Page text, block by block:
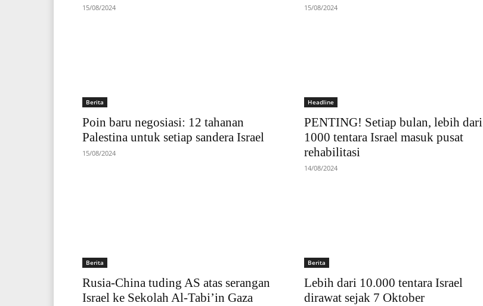
15/08/2024 15/08/2024
Berita
Poin baru negosiasi: 12 tahanan
Palestina untuk setiap sandera Israel
15/08/2024
Headline
PENTING! Setiap bulan, lebih dari
1000 tentara Israel masuk pusat
rehabilitasi
14/08/2024
Berita
Rusia-China tuding AS atas serangan
Israel ke Sekolah Al-Tabi’in Gaza
Berita
Lebih dari 10.000 tentara Israel
dirawat sejak 7 Oktober